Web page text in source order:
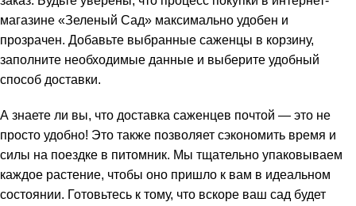
магазине «Зеленый Сад» максимально удобен и
прозрачен. Добавьте выбранные саженцы в корзину,
заполните необходимые данные и выберите удобный
способ доставки.
А знаете ли вы, что доставка саженцев почтой — это не
просто удобно! Это также позволяет сэкономить время и
силы на поездке в питомник. Мы тщательно упаковываем
каждое растение, чтобы оно пришло к вам в идеальном
состоянии. Готовьтесь к тому, что вскоре ваш сад будет